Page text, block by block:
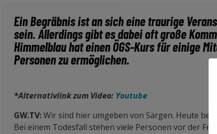
Ein Begräbnis ist an sich eine traurige
sein. Allerdings gibt es dabei oft große
Himmelblau hat einen ÖGS-Kurs für einige
Personen zu ermöglichen.
*Alternativlink zum Video: Youtube
GW.TV:Wir sind hier umgeben von Särgen. Heute
Bei einem Todesfall stehen viele Personen vor der